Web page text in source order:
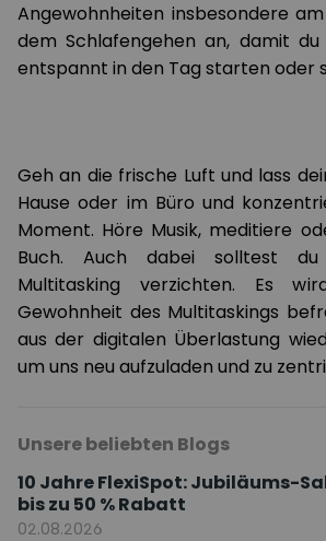
Angewohnheiten insbesondere
dem Schlafengehen an, damit du
entspannt in den Tag starten oder
Geh an die frische Luft und lass
Hause oder im Büro und
Moment. Höre Musik, meditiere
Buch. Auch dabei solltest
Multitasking verzichten. Es
Gewohnheit des Multitaskings
aus der digitalen Überlastung
um uns neu aufzuladen und zu
Unsere beliebten Blogs
10 Jahre FlexiSpot: Jubiläums-
bis zu 50 % Rabatt
02.08.2026